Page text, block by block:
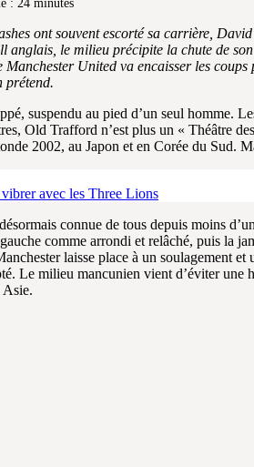
: 24 minutes
ont souvent escorté sa carrière,
anglais, le milieu précipite la chute de
United va encaisser les
prétend.
suspendu au pied d’un seul homme.
Old Trafford n’est plus un « Théâtre
2002, au Japon et en Corée du Sud.
avec les Three Lions
connue de tous depuis moins
comme arrondi et relâché, puis la
laisse place à un soulagement
Le milieu mancunien vient d’éviter une
Asie.